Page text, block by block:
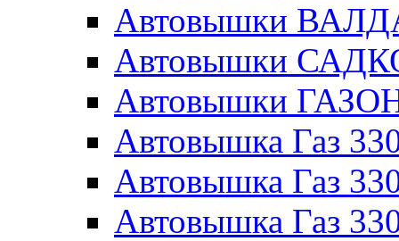
Автовышки
Автовышки
Автовышки
Автовышка Газ
Автовышка Газ
Автовышка Газ